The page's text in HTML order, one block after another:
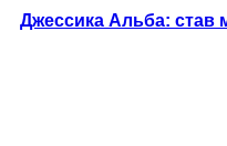
Джессика Альба: став